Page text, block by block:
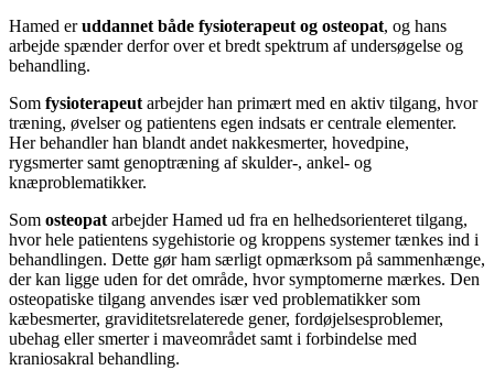
Hamed eruddannet både fysioterapeut og osteopat, og hans
arbejde spænder derfor over et bredt spektrum af undersøgelse og
behandling.
Som fysioterapeutarbejder han primært med en aktiv tilgang, hvor
træning, øvelser og patientens egen indsats er centrale elementer.
Her behandler han blandt andet nakkesmerter, hovedpine,
rygsmerter samt genoptræning af skulder-, ankel- og
knæproblematikker.
Som osteopatarbejder Hamed ud fra en helhedsorienteret tilgang,
hvor hele patientens sygehistorie og kroppens systemer tænkes ind i
behandlingen. Dette gør ham særligt opmærksom på sammenhænge,
der kan ligge uden for det område, hvor symptomerne mærkes. Den
osteopatiske tilgang anvendes især ved problematikker som
kæbesmerter, graviditetsrelaterede gener, fordøjelsesproblemer,
ubehag eller smerter i maveområdet samt i forbindelse med
kraniosakral behandling.